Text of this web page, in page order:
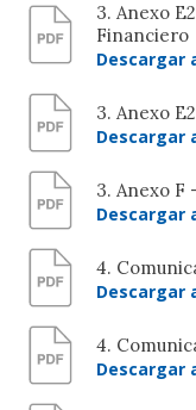
3. Anexo
Financiero
Descargar
3. Anexo
Descargar
3. Anexo F
Descargar
4.
Descargar
4.
Descargar